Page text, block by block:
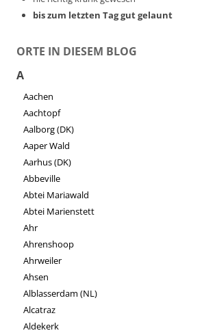
bis zum letzten Tag gut gelaunt
ORTE IN DIESEM BLOG
A
Aachen
Aachtopf
Aalborg (DK)
Aaper Wald
Aarhus (DK)
Abbeville
Abtei Mariawald
Abtei Marienstett
Ahr
Ahrenshoop
Ahrweiler
Ahsen
Alblasserdam (NL)
Alcatraz
Aldekerk